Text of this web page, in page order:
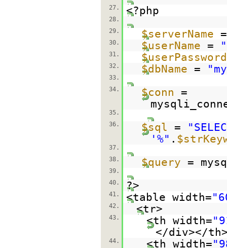
27.
<?php
28.
29.
$serverName
30. $userName =
31. $userPassword
32. $dbName =
33.
34.
$conn =
35.
36.
$sql =
'%" .
37.
38.
$query =
39.
40.
?>
41. <table width=
42. <tr>
43. <th width=
</div></
44. <th width=